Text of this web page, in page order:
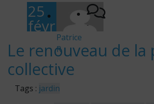
25
févr
202
3
Patrice
R
-
Le renouveau de la
collective
Tags : jardin